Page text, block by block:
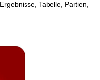
Ergebnisse, Tabelle, Partien,